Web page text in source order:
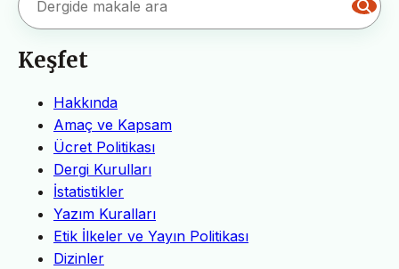
Keşfet
Hakkında
Amaç ve Kapsam
Ücret Politikası
Dergi Kurulları
İstatistikler
Yazım Kuralları
Etik İlkeler ve Yayın Politikası
Dizinler